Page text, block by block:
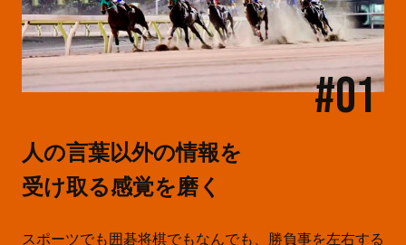
#01
人の言葉以外の情報を
受け取る感覚を磨く
スポーツでも囲碁将棋でもなんでも、勝負事を左右する